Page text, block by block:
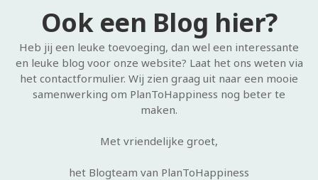
Ook een Blog hier?
Heb jij een leuke toevoeging, dan wel een interessante
en leuke blog voor onze website? Laat het ons weten via
het contactformulier. Wij zien graag uit naar een mooie
samenwerking om PlanToHappiness nog beter te
maken.
Met vriendelijke groet,
het Blogteam van PlanToHappiness